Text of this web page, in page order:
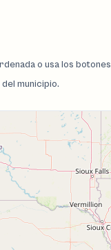
o usa los botones
municipio.